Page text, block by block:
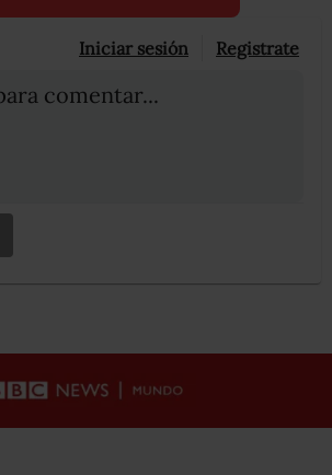
Iniciar sesión Registrate
comentar...